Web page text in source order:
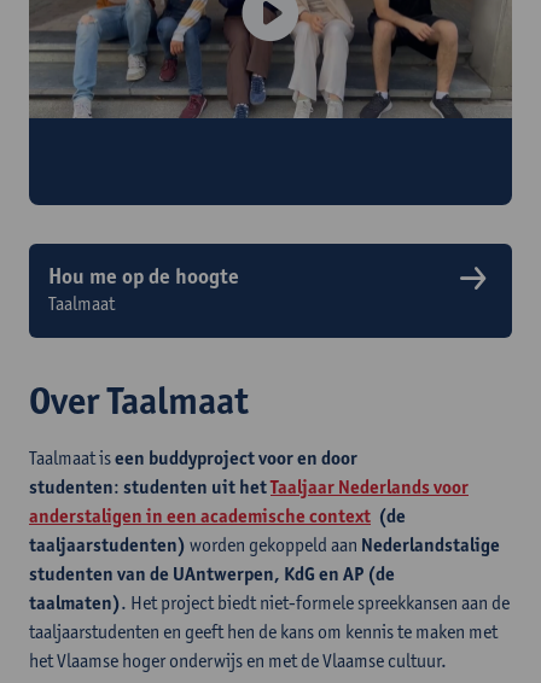
Hou me op de hoogte
Taalmaat
Over Taalmaat
Taalmaat iseen buddyproject voor en door
studenten: studenten uit hetTaaljaar Nederlands voor
anderstaligen in een academische context (de
taaljaarstudenten) worden gekoppeld aan Nederlandstalige
studenten van de UAntwerpen, KdG en AP (de
taalmaten). Het project biedt niet-formele spreekkansen aan de
taaljaarstudenten en geeft hen de kans om kennis te maken met
het Vlaamse hoger onderwijs en met de Vlaamse cultuur.